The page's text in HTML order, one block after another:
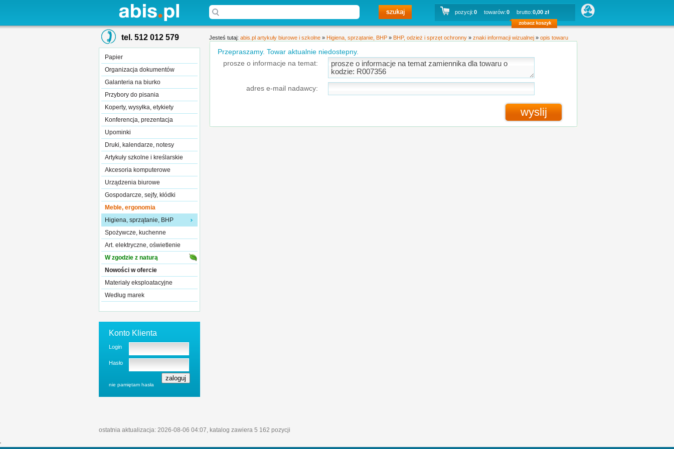
pozycji:0 towarów:0 brutto:0,00 zł
tel. 512 012 579
Papier
Organizacja dokumentów
Galanteria na biurko
Przybory do pisania
Koperty, wysyłka, etykiety
Konferencja, prezentacja
Upominki
Druki, kalendarze, notesy
Artykuły szkolne i kreślarskie
Akcesoria komputerowe
Urządzenia biurowe
Gospodarcze, sejfy, kłódki
Meble, ergonomia
Higiena, sprzątanie, BHP
Spożywcze, kuchenne
Art. elektryczne, oświetlenie
W zgodzie z naturą
Nowości w ofercie
Materiały eksploatacyjne
Według marek
Konto Klienta
Login
Hasło
nie pamiętam hasła
Jesteś tutaj: abis.pl artykuły biurowe i szkolne » Higiena, sprzątanie, BHP » BHP, odzież i sprzęt ochronny » znaki informacji wizualnej » opis towaru
Przepraszamy. Towar aktualnie niedostepny.
prosze o informacje na temat:
adres e-mail nadawcy:
ostatnia aktualizacja: 2026-08-06 04:07, katalog zawiera 5 162 pozycji
'